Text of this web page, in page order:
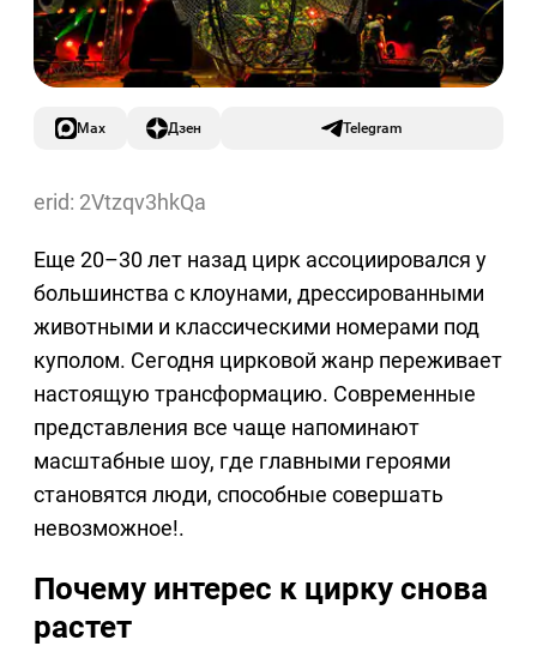
Max Дзен Telegram
erid: 2Vtzqv3hkQa
Еще 20–30 лет назад цирк ассоциировался у
большинства с клоунами, дрессированными
животными и классическими номерами под
куполом. Сегодня цирковой жанр переживает
настоящую трансформацию. Современные
представления все чаще напоминают
масштабные шоу, где главными героями
становятся люди, способные совершать
невозможное!.
Почему интерес к цирку снова
растет